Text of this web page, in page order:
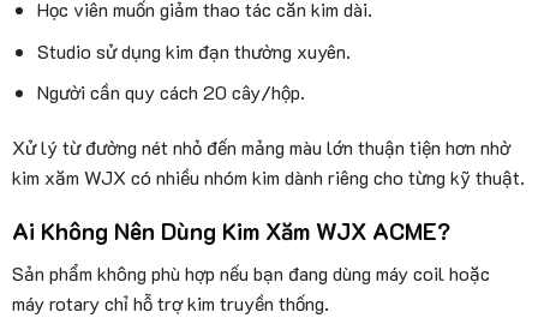
Học viên muốn giảm thao tác căn kim dài.
Studio sử dụng kim đạn thường xuyên.
Người cần quy cách 20 cây/hộp.
Xử lý từ đường nét nhỏ đến mảng màu lớn thuận tiện hơn nhờ
kim xăm WJX có nhiều nhóm kim dành riêng cho từng kỹ thuật.
Ai Không Nên Dùng Kim Xăm WJX ACME?
Sản phẩm không phù hợp nếu bạn đang dùng máy coil hoặc
máy rotary chỉ hỗ trợ kim truyền thống.